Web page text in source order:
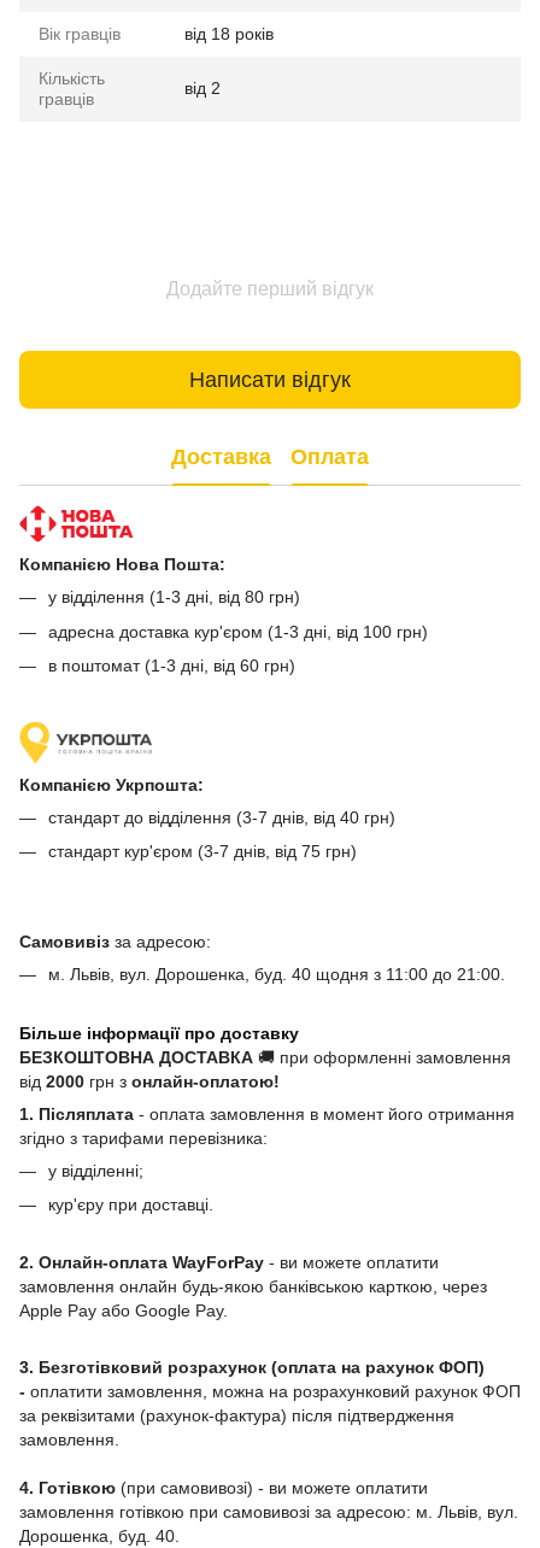
Вік гравців від 18 років
Кількість
гравців
від 2
Додайте перший відгук
Написати відгук
Доставка Оплата
Компанією Нова Пошта:
у відділення (1-3 дні, від 80 грн)
адресна доставка кур'єром (1-3 дні, від 100 грн)
в поштомат (1-3 дні, від 60 грн)
Компанією Укрпошта:
стандарт до відділення (3-7 днів, від 40 грн)
стандарт кур'єром (3-7 днів, від 75 грн)
Самовивіз за адресою:
м. Львів, вул. Дорошенка, буд. 40 щодня з 11:00 до 21:00.
Більше інформації про доставку
БЕЗКОШТОВНА ДОСТАВКА 🚚 при оформленні замовлення
від 2000 грн з онлайн-оплатою!
1. Післяплата - оплата замовлення в момент його отримання
згідно з тарифами перевізника:
у відділенні;
кур'єру при доставці.
2. Онлайн-оплата WayForPay - ви можете оплатити
замовлення онлайн будь-якою банківською карткою, через
Apple Pay або Google Pay.
3. Безготівковий розрахунок (оплата на рахунок ФОП)
- оплатити замовлення, можна на розрахунковий рахунок ФОП
за реквізитами (рахунок-фактура) після підтвердження
замовлення.
4. Готівкою (при самовивозі) - ви можете оплатити
замовлення готівкою при самовивозі за адресою: м. Львів, вул.
Дорошенка, буд. 40.